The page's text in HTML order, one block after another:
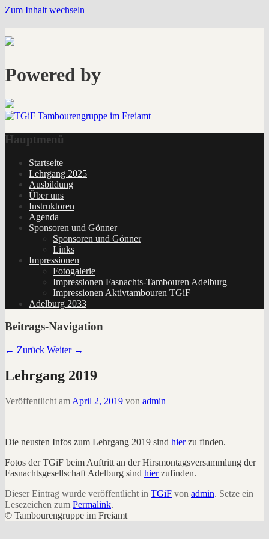
Zum Inhalt wechseln
Powered by
Hauptmenü
Startseite
Lehrgang 2025
Ausbildung
Über uns
Instruktoren
Agenda
Sponsoren und Gönner
Sponsoren und Gönner
Links
Impressionen
Fotogalerie
Impressionen Fasnachts-Tambouren Adelburg
Impressionen Aktivtambouren TGiF
Adelburg 2033
Beitrags-Navigation
← Zurück Weiter →
Lehrgang 2019
Veröffentlicht am April 2, 2019 von admin
Die neusten Infos zum Lehrgang 2019 sind hierzu finden.
Fotos der TGiF beim Auftritt an der Hirsmontagsversammlung der
Fasnachtsgesellschaft Adelburg sind hierzufinden.
Dieser Eintrag wurde veröffentlicht in TGiF von admin. Setze ein
Lesezeichen zum Permalink.
© Tambourengruppe im Freiamt